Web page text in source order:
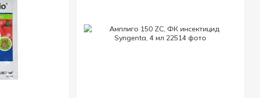
решения
в 100 странах мира и помогает повышать урожайность и
и огорода